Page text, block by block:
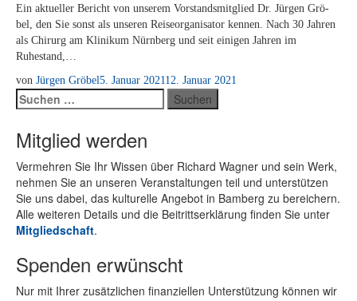
Ein ak­tu­el­ler Be­richt von un­se­rem Vor­stands­mit­glied Dr. Jür­gen Grö­
bel, den Sie sonst als un­se­ren Rei­se­or­ga­ni­sa­tor ken­nen. Nach 30 Jah­ren
als Chir­urg am Kli­ni­kum Nürn­berg und seit ei­ni­gen Jah­ren im
Ruhestand,…
von Jürgen Gröbel5. Januar 202112. Januar 2021
Suchen
nach:
Mitglied werden
Ver­meh­ren Sie Ihr Wis­sen über Ri­chard Wag­ner und sein Werk,
neh­men Sie an un­se­ren Ver­an­stal­tun­gen teil und un­ter­stüt­zen
Sie uns da­bei, das kul­tu­rel­le An­ge­bot in Bam­berg zu be­rei­chern.
Alle wei­te­ren De­tails und die Bei­tritts­er­klä­rung fin­den Sie un­ter
Mit­glied­schaft.
Spenden erwünscht
Nur mit Ih­rer zu­sätz­li­chen fi­nan­zi­el­len Un­ter­stüt­zung kön­nen wir